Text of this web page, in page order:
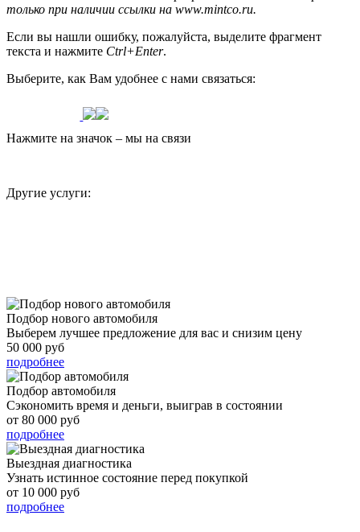
только при наличии ссылки на www.mintco.ru.
Если вы нашли ошибку, пожалуйста, выделите фрагмент
текста и нажмите Ctrl+Enter.
Выберите, как Вам удобнее с нами связаться:
Нажмите на значок – мы на связи
Другие услуги:
Подбор нового автомобиля
Выберем лучшее предложение для вас и снизим цену
50 000 руб
подробнее
Подбор автомобиля
Сэкономить время и деньги, выиграв в состоянии
от 80 000 руб
подробнее
Выездная диагностика
Узнать истинное состояние перед покупкой
от 10 000 руб
подробнее